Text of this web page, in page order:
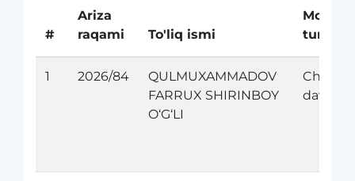
#
Ariza
raqami
To'liq ismi
turi
1 2026/84
QULMUXAMMADOV
FARRUX SHIRINBOY
O‘G‘LI
Chet